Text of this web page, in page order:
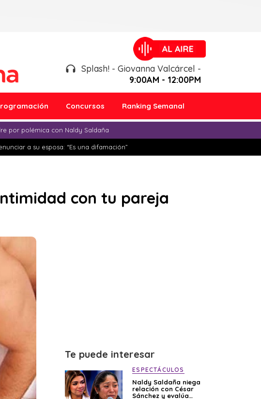
Splash! - Giovanna Valcárcel -
9:00AM - 12:00PM
Concursos Ranking Semanal
por polémica con Naldy Saldaña
a su esposa: “Es una difamación”
con tu pareja
Te puede interesar
ESPECTÁCULOS
Naldy Saldaña niega
relación con César
Sánchez y evalúa